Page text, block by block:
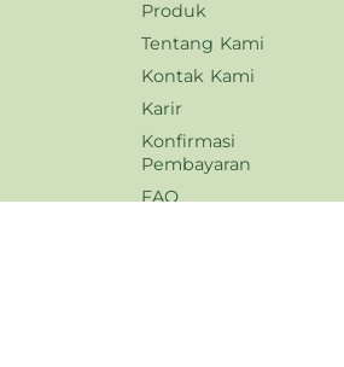
Produk
Tentang Kami
Kontak Kami
Karir
Konfirmasi
Pembayaran
FAQ